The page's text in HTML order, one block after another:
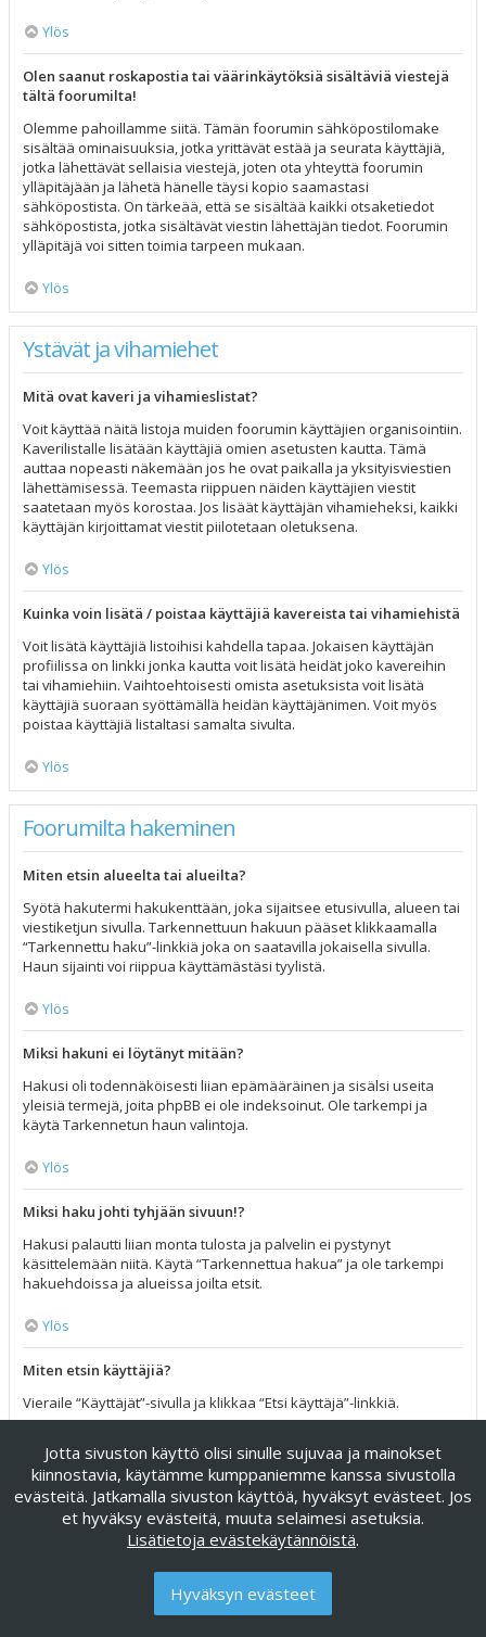
Ylös
Olen saanut roskapostia tai väärinkäytöksiä sisältäviä viestejä
tältä foorumilta!
Olemme pahoillamme siitä. Tämän foorumin sähköpostilomake
sisältää ominaisuuksia, jotka yrittävät estää ja seurata käyttäjiä,
jotka lähettävät sellaisia viestejä, joten ota yhteyttä foorumin
ylläpitäjään ja lähetä hänelle täysi kopio saamastasi
sähköpostista. On tärkeää, että se sisältää kaikki otsaketiedot
sähköpostista, jotka sisältävät viestin lähettäjän tiedot. Foorumin
ylläpitäjä voi sitten toimia tarpeen mukaan.
Ylös
Ystävät ja vihamiehet
Mitä ovat kaveri ja vihamieslistat?
Voit käyttää näitä listoja muiden foorumin käyttäjien organisointiin.
Kaverilistalle lisätään käyttäjiä omien asetusten kautta. Tämä
auttaa nopeasti näkemään jos he ovat paikalla ja yksityisviestien
lähettämisessä. Teemasta riippuen näiden käyttäjien viestit
saatetaan myös korostaa. Jos lisäät käyttäjän vihamieheksi, kaikki
käyttäjän kirjoittamat viestit piilotetaan oletuksena.
Ylös
Kuinka voin lisätä / poistaa käyttäjiä kavereista tai vihamiehistä
Voit lisätä käyttäjiä listoihisi kahdella tapaa. Jokaisen käyttäjän
profiilissa on linkki jonka kautta voit lisätä heidät joko kavereihin
tai vihamiehiin. Vaihtoehtoisesti omista asetuksista voit lisätä
käyttäjiä suoraan syöttämällä heidän käyttäjänimen. Voit myös
poistaa käyttäjiä listaltasi samalta sivulta.
Ylös
Foorumilta hakeminen
Miten etsin alueelta tai alueilta?
Syötä hakutermi hakukenttään, joka sijaitsee etusivulla, alueen tai
viestiketjun sivulla. Tarkennettuun hakuun pääset klikkaamalla
“Tarkennettu haku”-linkkiä joka on saatavilla jokaisella sivulla.
Haun sijainti voi riippua käyttämästäsi tyylistä.
Ylös
Miksi hakuni ei löytänyt mitään?
Hakusi oli todennäköisesti liian epämääräinen ja sisälsi useita
yleisiä termejä, joita phpBB ei ole indeksoinut. Ole tarkempi ja
käytä Tarkennetun haun valintoja.
Ylös
Miksi haku johti tyhjään sivuun!?
Hakusi palautti liian monta tulosta ja palvelin ei pystynyt
käsittelemään niitä. Käytä “Tarkennettua hakua” ja ole tarkempi
hakuehdoissa ja alueissa joilta etsit.
Ylös
Miten etsin käyttäjiä?
Vieraile “Käyttäjät”-sivulla ja klikkaa “Etsi käyttäjä”-linkkiä.
Ylös
Miten löydän omat viestini ja viestiketjuni?
Omat viestisi näet klikkaamalla “Katso omia viestejäsi”-linkkiä
omissa asetuksissa tai klikkaamalla “Etsi käyttäjän viesteistä”-
foorumin ylälaidassa. Etsiäksesi omia viestiketjuja, käytä
tarkennettua hakua ja täytä sen hakuehdot haluamallasi tavalla.
Jotta sivuston käyttö olisi sinulle sujuvaa ja mainokset
kiinnostavia, käytämme kumppaniemme kanssa sivustolla
evästeitä. Jatkamalla sivuston käyttöä, hyväksyt evästeet. Jos
et hyväksy evästeitä, muuta selaimesi asetuksia.
Lisätietoja evästekäytännöistä.
Hyväksyn evästeet